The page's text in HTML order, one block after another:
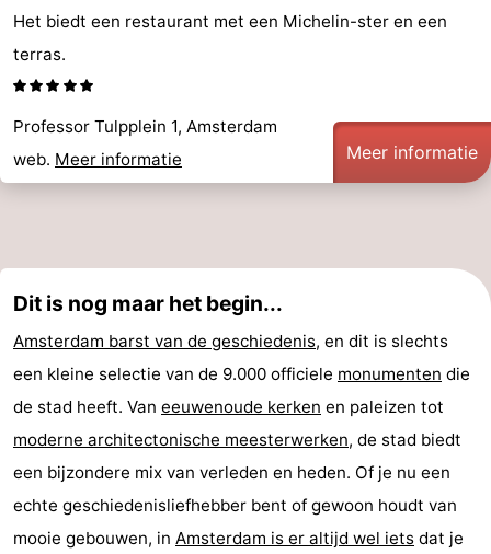
Het biedt een restaurant met een Michelin-ster en een
terras.
Professor Tulpplein 1, Amsterdam
web. Meer informatie Meer informatie
Dit is nog maar het begin...
Amsterdam barst van de geschiedenis, en dit is slechts
een kleine selectie van de 9.000 officiele monumenten die
de stad heeft. Van eeuwenoude kerken en paleizen tot
moderne architectonische meesterwerken, de stad biedt
een bijzondere mix van verleden en heden. Of je nu een
echte geschiedenisliefhebber bent of gewoon houdt van
mooie gebouwen, in Amsterdam is er altijd wel iets dat je